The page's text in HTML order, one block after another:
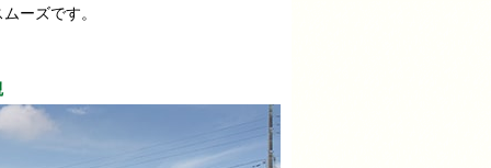
ーズです。